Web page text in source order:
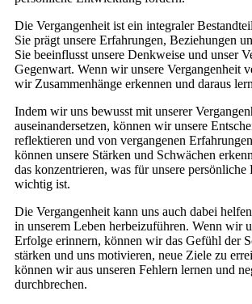
Die Vergangenheit ist ein integraler
Sie prägt unsere Erfahrungen, Beziehungen
Sie beeinflusst unsere Denkweise und unser
Gegenwart. Wenn wir unsere Vergangenheit
wir Zusammenhänge erkennen und daraus
Indem wir uns bewusst mit unserer
auseinandersetzen, können wir unsere
reflektieren und von vergangenen
können unsere Stärken und Schwächen
das konzentrieren, was für unsere
wichtig ist.
Die Vergangenheit kann uns auch dabei
in unserem Leben herbeizuführen. Wenn wir
Erfolge erinnern, können wir das Gefühl der
stärken und uns motivieren, neue Ziele zu
können wir aus unseren Fehlern lernen und
durchbrechen.